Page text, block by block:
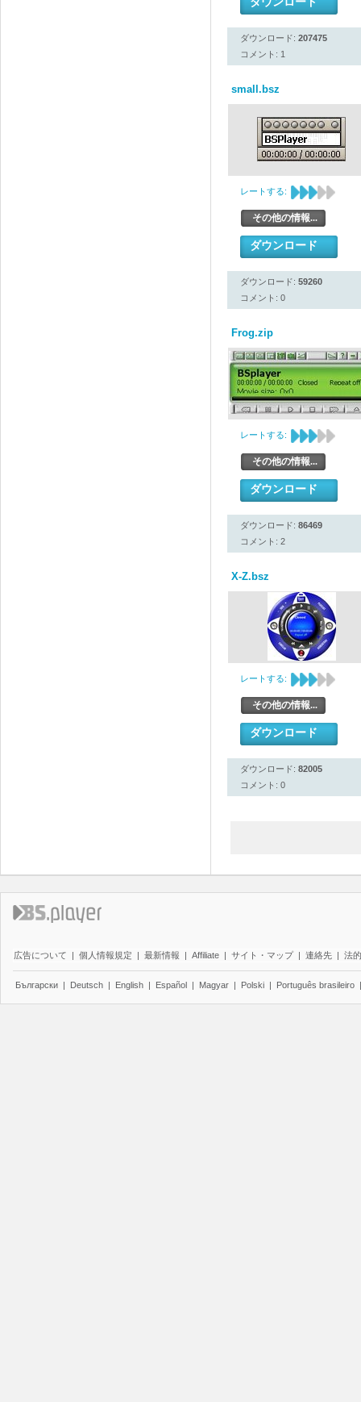
ダウンロード: 207475
コメント: 1
small.bsz
レートする:
その他の情報...
ダウンロード
ダウンロード: 59260
コメント: 0
Frog.zip
レートする:
その他の情報...
ダウンロード
ダウンロード: 86469
コメント: 2
X-Z.bsz
レートする:
その他の情報...
ダウンロード
ダウンロード: 82005
コメント: 0
広告について | 個人情報規定 | 最新情報 | Affiliate | サイト・マップ | 連絡先 | 法
Български | Deutsch | English | Español | Magyar | Polski | Português brasileiro